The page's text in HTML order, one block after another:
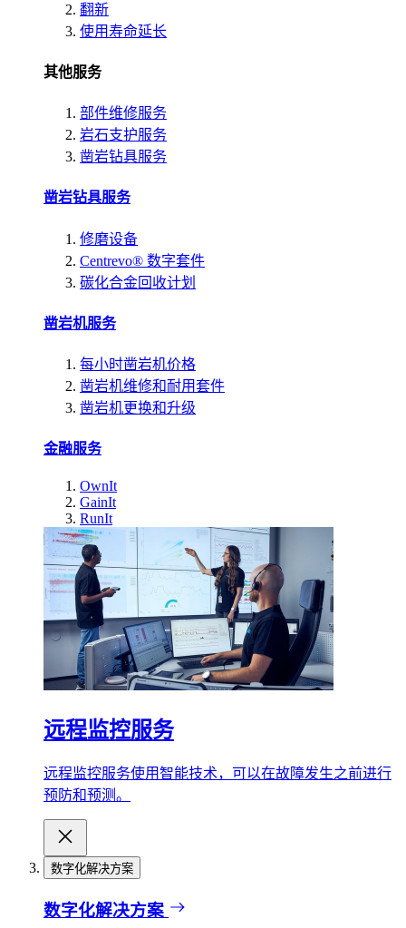
翻新
使用寿命延长
其他服务
部件维修服务
岩石支护服务
凿岩钻具服务
凿岩钻具服务
修磨设备
Centrevo® 数字套件
碳化合金回收计划
凿岩机服务
每小时凿岩机价格
凿岩机维修和耐用套件
凿岩机更换和升级
金融服务
OwnIt
GainIt
RunIt
远程监控服务
远程监控服务使用智能技术，可以在故障发生之前进行
预防和预测。
数字化解决方案
数字化解决方案